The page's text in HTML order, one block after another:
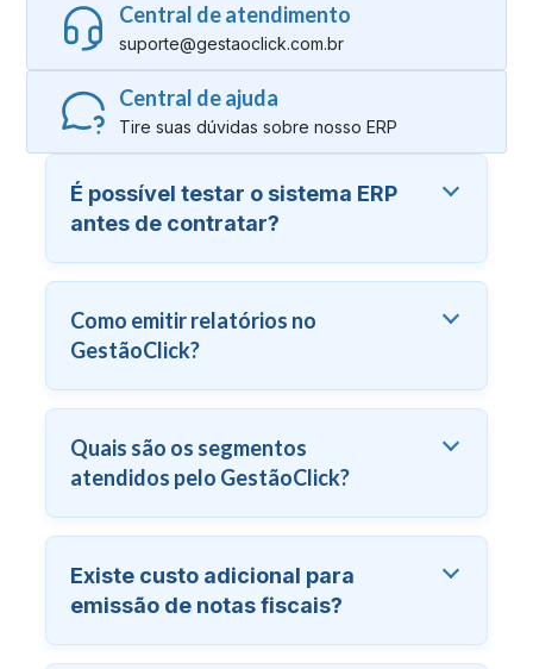
Central de atendimento
suporte@gestaoclick.com.br
Central de ajuda
Tire suas dúvidas sobre nosso ERP
É possível testar o sistema ERP
antes de contratar?
Como emitir relatórios no
GestãoClick?
Quais são os segmentos
atendidos pelo GestãoClick?
Existe custo adicional para
emissão de notas fiscais?